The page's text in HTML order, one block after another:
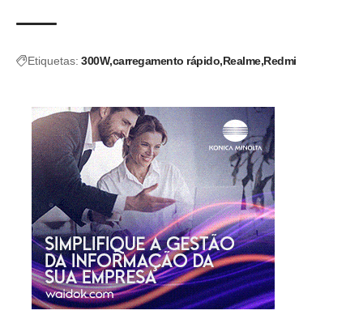
Etiquetas: 300W carregamento rápido Realme Redmi